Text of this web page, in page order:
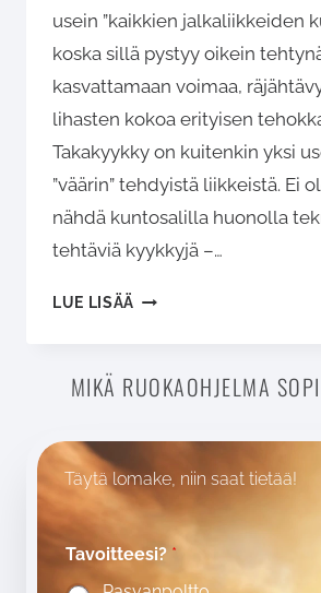
usein ”kaikkien jalkaliikkeiden
koska sillä pystyy oikein
kasvattamaan voimaa,
lihasten kokoa erityisen
Takakyykky on kuitenkin yksi
”väärin” tehdyistä liikkeistä. Ei
nähdä kuntosalilla huonolla
tehtäviä kyykkyjä –…
LUE LISÄÄ TAKAKYYKKY
MIKÄ RUOKAOHJELMA
Täytä lomake, niin saat tietää!
Tavoitteesi? *